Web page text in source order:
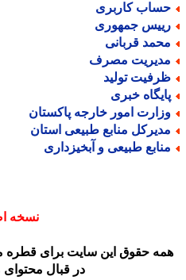
کاربری
جمهوری
قربانی
مصرف
تولید
خبری
امور خارجه پاکستان
منابع طبیعی استان
طبیعی و آبخیزداری
نسخه
حقوق این سایت برای قطره
در قبال محتوای